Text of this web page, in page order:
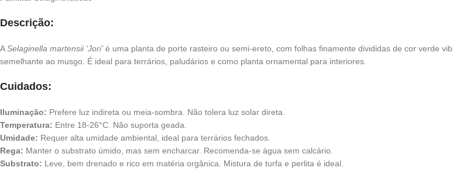
Descrição:
ASelaginella martensii ‘Jori’é uma planta de porte rasteiro ou semi-ereto, com folhas finamente divididas de cor verde
semelhante ao musgo. É ideal para terrários, paludários e como planta ornamental para interiores.
Cuidados:
Iluminação: Prefere luz indireta ou meia-sombra. Não tolera luz solar direta.
Temperatura: Entre 18-26°C. Não suporta geada.
Umidade: Requer alta umidade ambiental, ideal para terrários fechados.
Rega: Manter o substrato úmido, mas sem encharcar. Recomenda-se água sem calcário.
Substrato: Leve, bem drenado e rico em matéria orgânica. Mistura de turfa e perlita é ideal.